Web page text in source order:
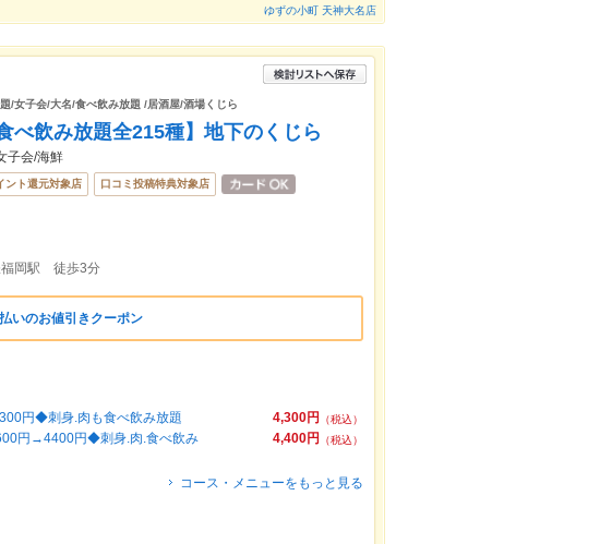
ゆずの小町 天神大名店
/女子会/大名/食べ飲み放題 /居酒屋/酒場くじら
べ飲み放題全215種】地下のくじら
子会/海鮮
ント還元対象店 口コミ投稿特典対象店
福岡駅 徒歩3分
いのお値引きクーポン
4,300円
（税込）
円◆刺身.肉も食べ飲み放題
4,400円
（税込）
円→4400円◆刺身.肉.食べ飲み
コース・メニューをもっと見る